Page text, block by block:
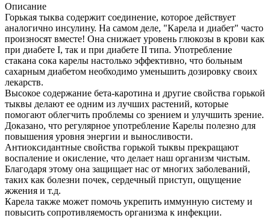
Описание
Горькая тыква содержит соединение, которое действует
аналогично инсулину. На самом деле, "Карела и диабет" часто
произносят вместе! Она снижает уровень глюкозы в крови как
при диабете I, так и при диабете II типа. Употребление
стакана сока карелы настолько эффективно, что больным
сахарным диабетом необходимо уменьшить дозировку своих
лекарств.
Высокое содержание бета-каротина и другие свойства горькой
тыквы делают ее одним из лучших растений, которые
помогают облегчить проблемы со зрением и улучшить зрение.
Доказано, что регулярное употребление Карелы полезно для
повышения уровня энергии и выносливости.
Антиоксидантные свойства горькой тыквы прекращают
воспаление и окисление, что делает наш организм чистым.
Благодаря этому она защищает нас от многих заболеваний,
таких как болезни почек, сердечный приступ, ощущение
жжения и т.д.
Карела также может помочь укрепить иммунную систему и
повысить сопротивляемость организма к инфекции.